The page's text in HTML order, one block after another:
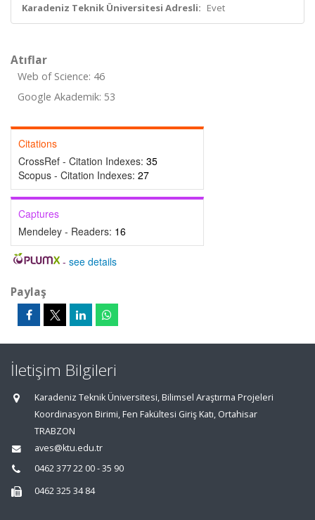
Karadeniz Teknik Üniversitesi Adresli: Evet
Atıflar
Web of Science: 46
Google Akademik: 53
Citations
CrossRef - Citation Indexes: 35
Scopus - Citation Indexes: 27
Captures
Mendeley - Readers: 16
- see details
Paylaş
İletişim Bilgileri
Karadeniz Teknik Üniversitesi, Bilimsel Araştırma Projeleri
Koordinasyon Birimi, Fen Fakültesi Giriş Katı, Ortahisar
TRABZON
aves@ktu.edu.tr
0462 377 22 00 - 35 90
0462 325 34 84